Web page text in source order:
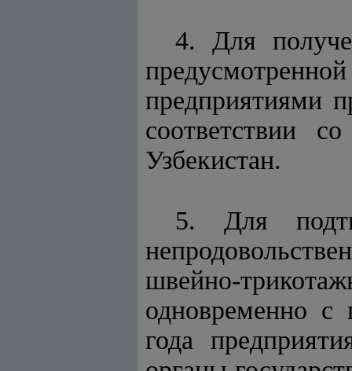
4. Для
предприятиями
соответствии
Узбекистан.
5. Для
швейно-
одновременно с
года